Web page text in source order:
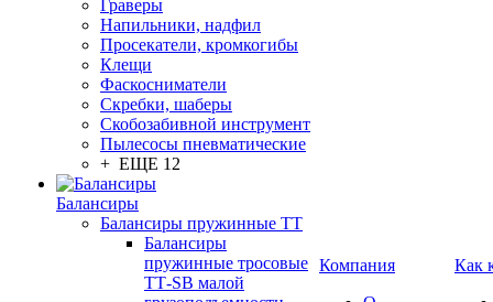
Граверы
Напильники, надфил
Просекатели, кромкогибы
Клещи
Фаскосниматели
Скребки, шаберы
Скобозабивной инструмент
Пылесосы пневматические
+ ЕЩЕ 12
Балансиры
Балансиры пружинные TT
Балансиры
пружинные тросовые
ТТ-SB малой
Компания
Как